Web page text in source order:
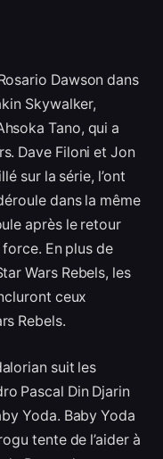
Dawson dans
Skywalker,
Tano, qui a
Dave Filoni et Jon
sur la série, l’ont
dans la même
après le retour
En plus de
Wars Rebels, les
ceux
Rebels.
suit les
Pascal Din Djarin
Yoda. Baby Yoda
tente de l’aider à